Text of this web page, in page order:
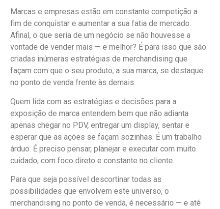
Marcas e empresas estão em constante competição a
fim de conquistar e aumentar a sua fatia de mercado.
Afinal, o que seria de um negócio se não houvesse a
vontade de vender mais — e melhor? É para isso que são
criadas inúmeras estratégias de merchandising que
façam com que o seu produto, a sua marca, se destaque
no ponto de venda frente às demais.
Quem lida com as estratégias e decisões para a
exposição de marca entendem bem que não adianta
apenas chegar no PDV, entregar um display, sentar e
esperar que as ações se façam sozinhas. É um trabalho
árduo. É preciso pensar, planejar e executar com muito
cuidado, com foco direto e constante no cliente.
Para que seja possível descortinar todas as
possibilidades que envolvem este universo, o
merchandising no ponto de venda, é necessário — e até